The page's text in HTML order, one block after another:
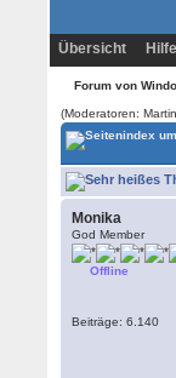
Übersicht Hilfe
Forum von
(Moderatoren:
Monika
God Member
Offline
Beiträge: 6.140